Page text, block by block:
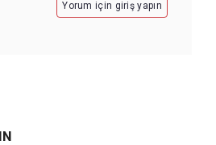
Yorum için giriş yapın